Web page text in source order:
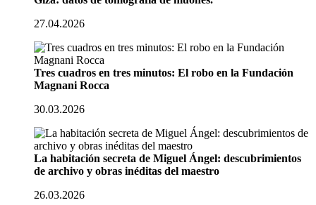
27.04.2026
Tres cuadros en tres minutos: El robo en la Fundación
Magnani Rocca
30.03.2026
La habitación secreta de Miguel Ángel: descubrimientos
de archivo y obras inéditas del maestro
26.03.2026